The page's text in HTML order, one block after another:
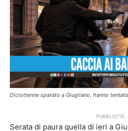
Diciottenne sparato a Giugliano, hanno
PUBBLICITÀ
Serata di paura quella di ieri a